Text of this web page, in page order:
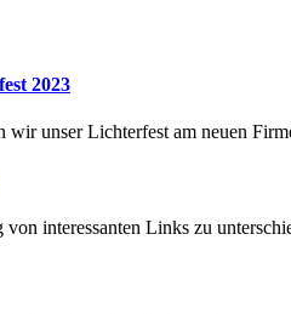
2023
wir unser Lichterfest am neuen
von interessanten Links zu